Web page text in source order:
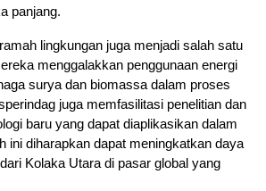
panjang.
lingkungan juga menjadi salah satu
menggalakkan penggunaan energi
surya dan biomassa dalam proses
juga memfasilitasi penelitian dan
baru yang dapat diaplikasikan dalam
ini diharapkan dapat meningkatkan daya
Kolaka Utara di pasar global yang